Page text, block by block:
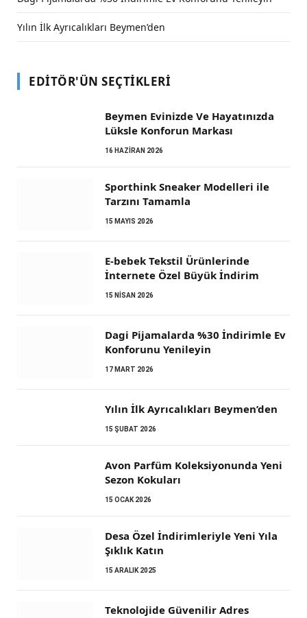
Yılın İlk Ayrıcalıkları Beymen’den
EDITÖR'ÜN SEÇTIKLERI
Beymen Evinizde Ve Hayatınızda
Lüksle Konforun Markası
16 HAZIRAN 2026
Sporthink Sneaker Modelleri ile
Tarzını Tamamla
15 MAYIS 2026
E-bebek Tekstil Ürünlerinde
İnternete Özel Büyük İndirim
15 NISAN 2026
Dagi Pijamalarda %30 İndirimle Ev
Konforunu Yenileyin
17 MART 2026
Yılın İlk Ayrıcalıkları Beymen’den
15 ŞUBAT 2026
Avon Parfüm Koleksiyonunda Yeni
Sezon Kokuları
15 OCAK 2026
Desa Özel İndirimleriyle Yeni Yıla
Şıklık Katın
15 ARALIK 2025
Teknolojide Güvenilir Adres